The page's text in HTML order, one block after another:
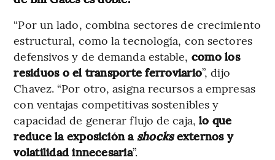
“Por un lado, combina sectores de crecimiento
estructural, como la tecnología, con sectores
defensivos y de demanda estable, como los
residuos o el transporte ferroviario”, dijo
Chavez. “Por otro, asigna recursos a empresas
con ventajas competitivas sostenibles y
capacidad de generar flujo de caja, lo que
reduce la exposición a shocksexternos y
volatilidad innecesaria”.